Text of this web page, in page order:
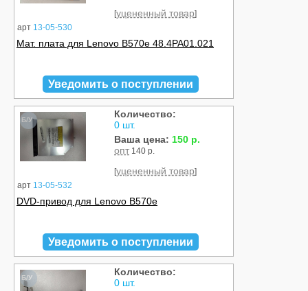
арт 13-05-530
[уцененный товар]
Мат. плата для Lenovo B570e 48.4PA01.021
Уведомить о поступлении
Б/У
арт 13-05-532
Количество:
0 шт.
Ваша цена: 150 р.
опт 140 р.
[уцененный товар]
DVD-привод для Lenovo B570e
Уведомить о поступлении
Б/У
Количество:
0 шт.